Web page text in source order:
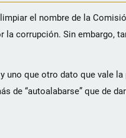
el nombre de la
la corrupción. Sin embargo,
que otro dato que vale la
de “autoalabarse” que de